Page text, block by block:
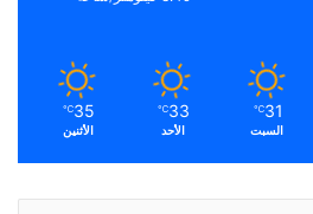
31
℃
السبت
33
℃
الأحد
35
℃
الأثنين